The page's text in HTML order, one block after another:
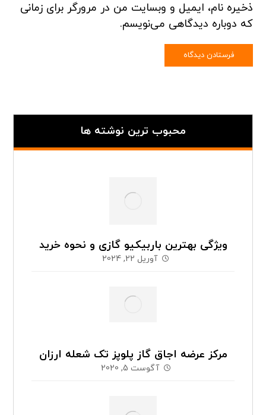
ذخیره نام، ایمیل و وبسایت من در مرورگر برای زمانی
که دوباره دیدگاهی می‌نویسم.
محبوب ترین نوشته ها
ویژگی بهترین باربیکیو گازی و نحوه خرید
آوریل 22, 2024
مرکز عرضه اجاق گاز پلوپز تک شعله ارزان
آگوست 5, 2020